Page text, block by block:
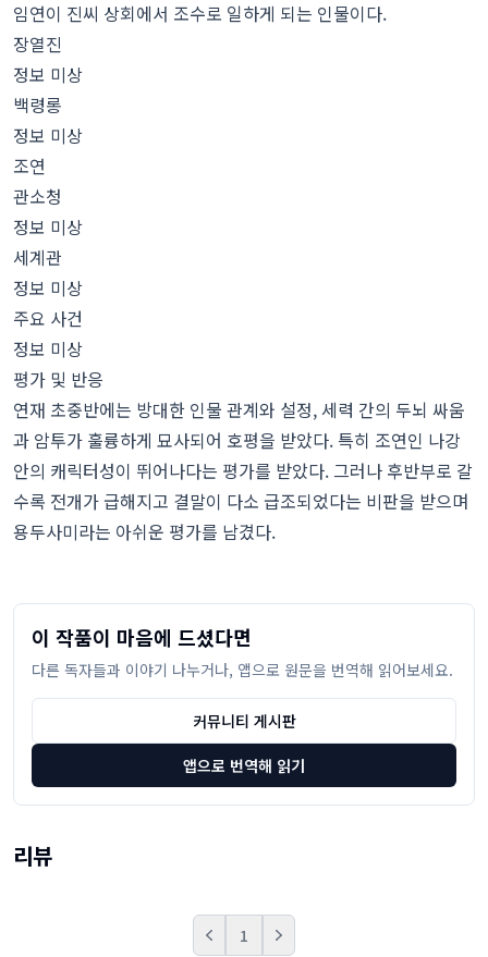
임연이 진씨 상회에서 조수로 일하게 되는 인물이다.
장열진
정보 미상
백령롱
정보 미상
조연
관소청
정보 미상
세계관
정보 미상
주요 사건
정보 미상
평가 및 반응
연재 초중반에는 방대한 인물 관계와 설정, 세력 간의 두뇌 싸움
과 암투가 훌륭하게 묘사되어 호평을 받았다. 특히 조연인 나강
안의 캐릭터성이 뛰어나다는 평가를 받았다. 그러나 후반부로 갈
수록 전개가 급해지고 결말이 다소 급조되었다는 비판을 받으며
용두사미라는 아쉬운 평가를 남겼다.
이 작품이 마음에 드셨다면
다른 독자들과 이야기 나누거나, 앱으로 원문을 번역해 읽어보세요.
커뮤니티 게시판
앱으로 번역해 읽기
리뷰
Prev 1 Next